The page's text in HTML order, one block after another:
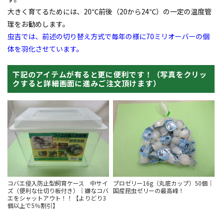
大きく育てるためには、20℃前後（20から24℃）の一定の温度管
理をお勧めします。
虫吉では、前述の切り替え方式で毎年の様に70ミリオーバーの個
体を羽化させています。
下記のアイテムが有ると更に便利です！（写真をクリッ
クすると詳細画面に進みご注文頂けます）
コバエ侵入防止型飼育ケース 中サイ
ズ（便利な仕切り板付き）｜嫌なコバ
エをシャットアウト！！【よりどり3
個以上で5％割引】
プロゼリー16g（丸底カップ）50個｜
国産昆虫ゼリーの最高峰！